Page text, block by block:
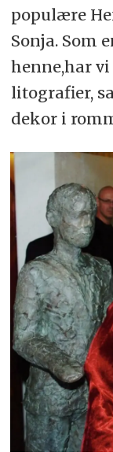
populære
Sonja. Som
henne,har
litografier,
dekor i